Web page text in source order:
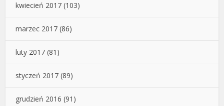
kwiecień 2017 (103)
marzec 2017 (86)
luty 2017 (81)
styczeń 2017 (89)
grudzień 2016 (91)